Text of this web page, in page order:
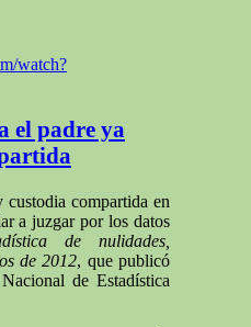
watch?
el padre ya
compartida en
a juzgar por los datos
de nulidades,
de 2012, que publicó
de Estadística